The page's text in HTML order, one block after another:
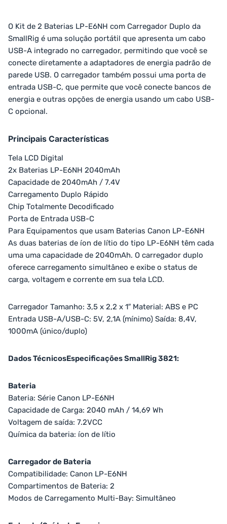
O Kit de 2 Baterias LP-E6NH com Carregador Duplo da
SmallRig é uma solução portátil que apresenta um cabo
USB-A integrado no carregador, permitindo que você se
conecte diretamente a adaptadores de energia padrão de
parede USB. O carregador também possui uma porta de
entrada USB-C, que permite que você conecte bancos de
energia e outras opções de energia usando um cabo USB-
C opcional.
Principais Características
Tela LCD Digital
2x Baterias LP-E6NH 2040mAh
Capacidade de 2040mAh / 7.4V
Carregamento Duplo Rápido
Chip Totalmente Decodificado
Porta de Entrada USB-C
Para Equipamentos que usam Baterias Canon LP-E6NH
As duas baterias de íon de lítio do tipo LP-E6NH têm cada
uma uma capacidade de 2040mAh. O carregador duplo
oferece carregamento simultâneo e exibe o status de
carga, voltagem e corrente em sua tela LCD.
Carregador Tamanho: 3,5 x 2,2 x 1″ Material: ABS e PC
Entrada USB-A/USB-C: 5V, 2,1A (mínimo) Saída: 8,4V,
1000mA (único/duplo)
Dados TécnicosEspecificações SmallRig 3821:
Bateria
Bateria: Série Canon LP-E6NH
Capacidade de Carga: 2040 mAh / 14,69 Wh
Voltagem de saída: 7.2VCC
Química da bateria: íon de lítio
Carregador de Bateria
Compatibilidade: Canon LP-E6NH
Compartimentos de Bateria: 2
Modos de Carregamento Multi-Bay: Simultâneo